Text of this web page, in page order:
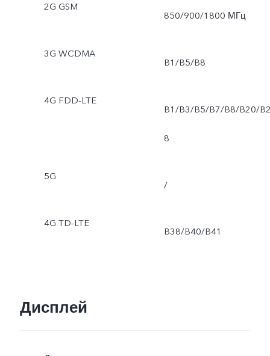
2G GSM
850/900/1800 МГц
3G WCDMA
B1/B5/B8
4G FDD-LTE
B1/B3/B5/B7/B8/B20/
8
5G
/
4G TD-LTE
B38/B40/B41
Дисплей